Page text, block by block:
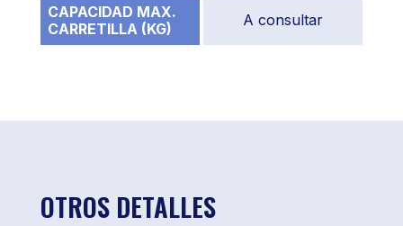
CAPACIDAD MAX.
CARRETILLA (KG)
A consultar
OTROS DETALLES